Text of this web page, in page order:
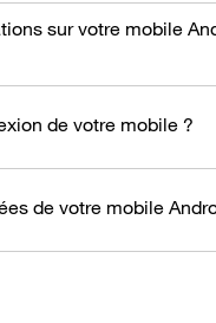
sur votre mobile
de votre mobile ?
de votre mobile